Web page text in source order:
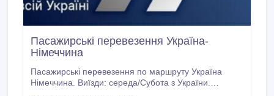
Пасажирські перевезення Україна-
Німеччина
Пасажирські перевезення по маршруту Україна
Німеччина. Виїзди: середа/Субота з України.